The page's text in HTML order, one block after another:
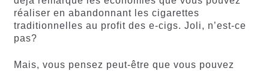
réaliser en abandonnant les cigarettes
traditionnelles au profit des e-cigs. Joli, n’est-ce
pas?
Mais, vous pensez peut-être que vous pouvez